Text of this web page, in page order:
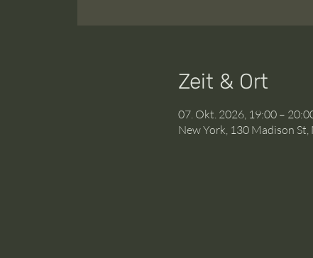
Zeit & Ort
07. Okt. 2026, 19:00 –
New York, 130 Madison St,